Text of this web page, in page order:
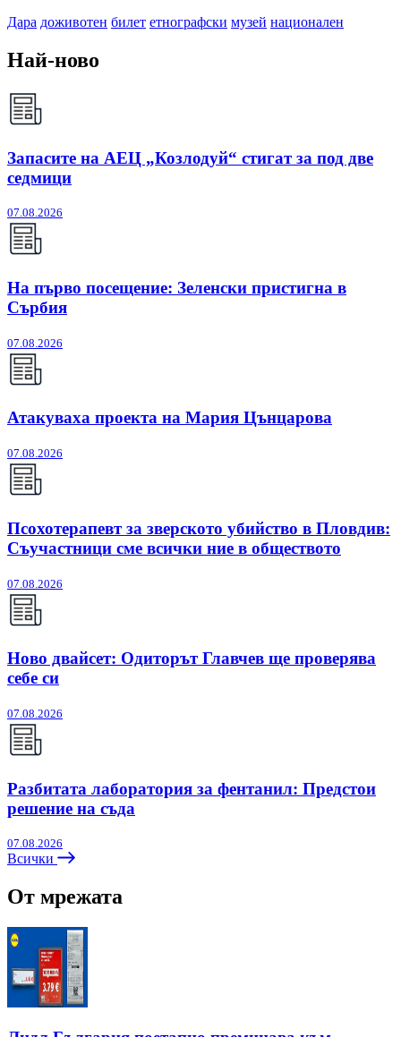
Дара доживотен билет етнографски музей национален
Най-ново
Запасите на АЕЦ „Козлодуй“ стигат за под две
седмици
07.08.2026
На първо посещение: Зеленски пристигна в
Сърбия
07.08.2026
Атакуваха проекта на Мария Цънцарова
07.08.2026
Псохотерапевт за зверското убийство в Пловдив:
Съучастници сме всички ние в обществото
07.08.2026
Ново двайсет: Одиторът Главчев ще проверява
себе си
07.08.2026
Разбитата лаборатория за фентанил: Предстои
решение на съда
07.08.2026
Всички
От мрежата